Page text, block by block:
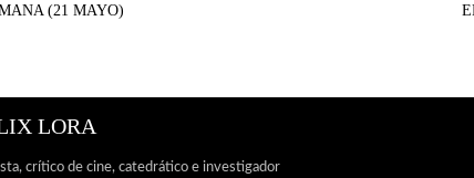
(21 MAYO)
LORA
crítico de cine, catedrático e investigador